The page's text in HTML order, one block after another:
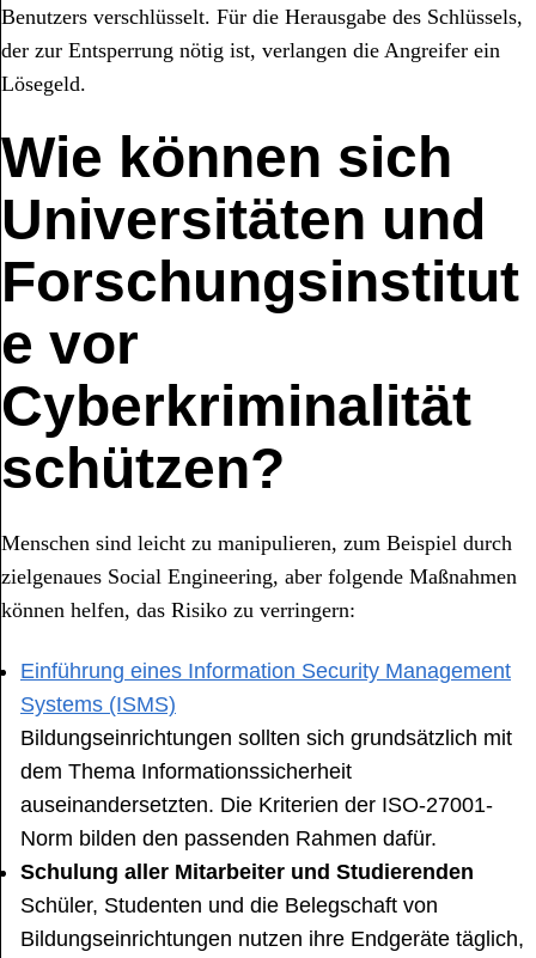
Benutzers verschlüsselt. Für die Herausgabe des Schlüssels,
der zur Entsperrung nötig ist, verlangen die Angreifer ein
Lösegeld.
Wie können sich
Universitäten und
Forschungsinstitut
e vor
Cyberkriminalität
schützen?
Menschen sind leicht zu manipulieren, zum Beispiel durch
zielgenaues Social Engineering, aber folgende Maßnahmen
können helfen, das Risiko zu verringern:
Einführung eines Information Security Management
Systems (ISMS)
Bildungseinrichtungen sollten sich grundsätzlich mit
dem Thema Informationssicherheit
auseinandersetzten. Die Kriterien der ISO-27001-
Norm bilden den passenden Rahmen dafür.
Schulung aller Mitarbeiter und Studierenden
Schüler, Studenten und die Belegschaft von
Bildungseinrichtungen nutzen ihre Endgeräte täglich,